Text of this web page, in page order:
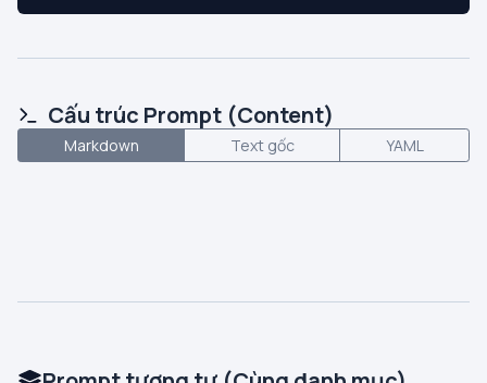
Cấu trúc Prompt (Content)
Markdown Text gốc YAML